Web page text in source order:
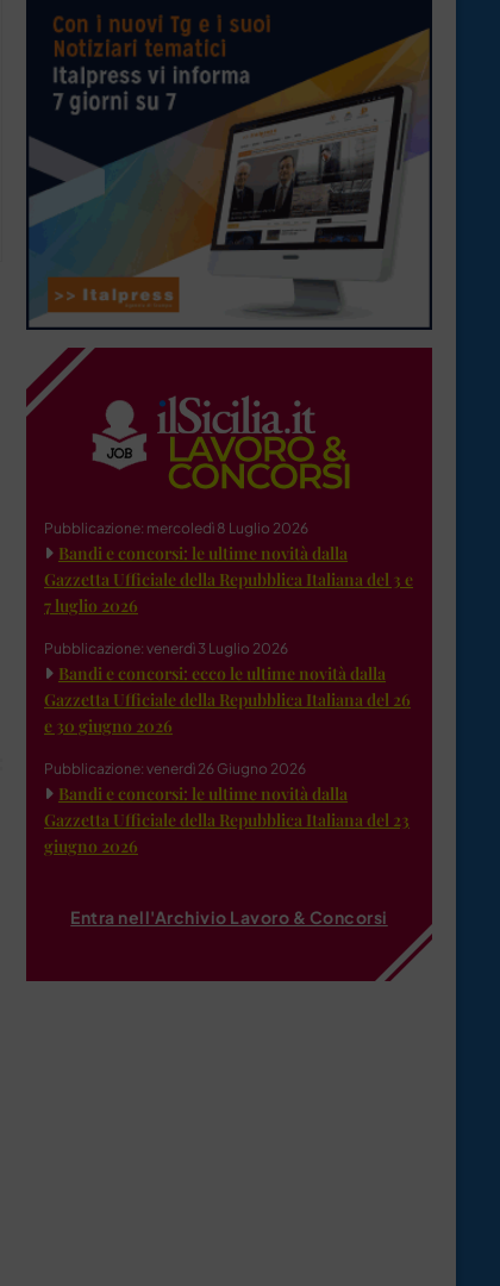
Pubblicazione: mercoledì 8 Luglio 2026
Bandi e concorsi: le ultime novità dalla
Gazzetta Ufficiale della Repubblica Italiana del 3 e
7 luglio 2026
Pubblicazione: venerdì 3 Luglio 2026
Bandi e concorsi: ecco le ultime novità dalla
Gazzetta Ufficiale della Repubblica Italiana del 26
e 30 giugno 2026
Pubblicazione: venerdì 26 Giugno 2026
Bandi e concorsi: le ultime novità dalla
Gazzetta Ufficiale della Repubblica Italiana del 23
giugno 2026
Entra nell'Archivio Lavoro & Concorsi